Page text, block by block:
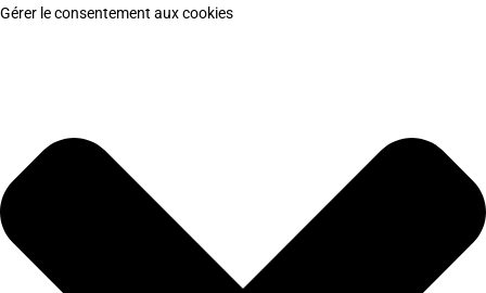
Gérer le consentement aux cookies